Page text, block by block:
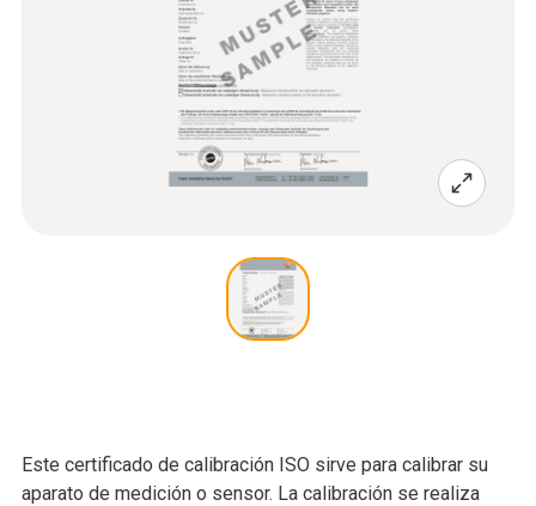
Este certificado de calibración ISO sirve para calibrar su
aparato de medición o sensor. La calibración se realiza